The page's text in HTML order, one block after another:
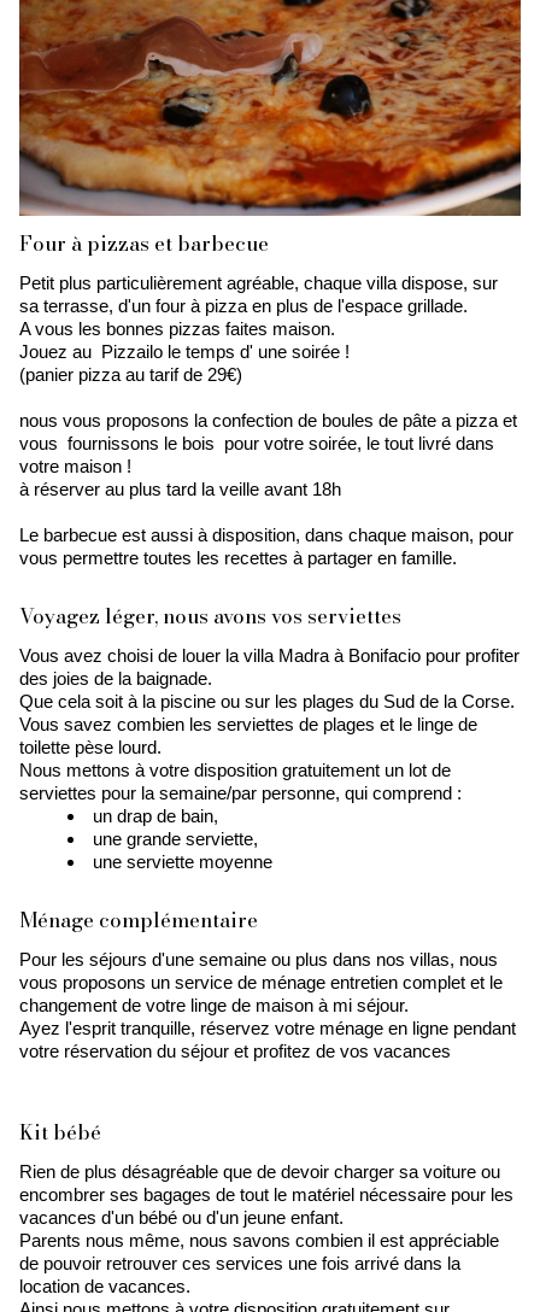
Four à pizzas et barbecue
Petit plus particulièrement agréable, chaque villa dispose, sur
sa terrasse, d'un four à pizza en plus de l'espace grillade.
A vous les bonnes pizzas faites maison.
Jouez au Pizzailo le temps d' une soirée !
(panier pizza au tarif de 29€)
nous vous proposons la confection de boules de pâte a pizza et
vous fournissons le bois pour votre soirée, le tout livré dans
votre maison !
à réserver au plus tard la veille avant 18h
Le barbecue est aussi à disposition, dans chaque maison, pour
vous permettre toutes les recettes à partager en famille.
Voyagez léger, nous avons vos serviettes
Vous avez choisi de louer la villa Madra à Bonifacio pour profiter
des joies de la baignade.
Que cela soit à la piscine ou sur les plages du Sud de la Corse.
Vous savez combien les serviettes de plages et le linge de
toilette pèse lourd.
Nous mettons à votre disposition gratuitement un lot de
serviettes pour la semaine/par personne, qui comprend :
un drap de bain,
une grande serviette,
une serviette moyenne
Ménage complémentaire
Pour les séjours d'une semaine ou plus dans nos villas, nous
vous proposons un service de ménage entretien complet et le
changement de votre linge de maison à mi séjour.
Ayez l'esprit tranquille, réservez votre ménage en ligne pendant
votre réservation du séjour et profitez de vos vacances
Kit bébé
Rien de plus désagréable que de devoir charger sa voiture ou
encombrer ses bagages de tout le matériel nécessaire pour les
vacances d'un bébé ou d'un jeune enfant.
Parents nous même, nous savons combien il est appréciable
de pouvoir retrouver ces services une fois arrivé dans la
location de vacances.